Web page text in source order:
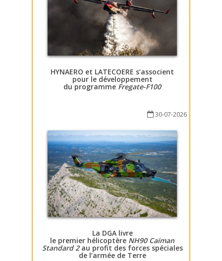
HYNAERO et LATECOERE s’associent
pour le développement
du programme Fregate-F100
30-07-2026
La DGA livre
le premier hélicoptère NH90 Caïman
Standard 2au profit des forces spéciales
de l’armée de Terre